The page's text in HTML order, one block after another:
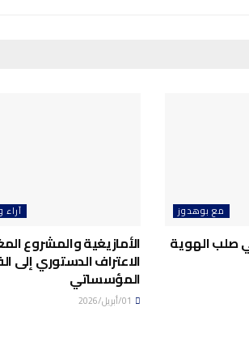
مع بوهدوز
صلب الهوية
آراء
الأمازيغية والمشروع
الاعتراف الدستوري إلى
المؤسساتي